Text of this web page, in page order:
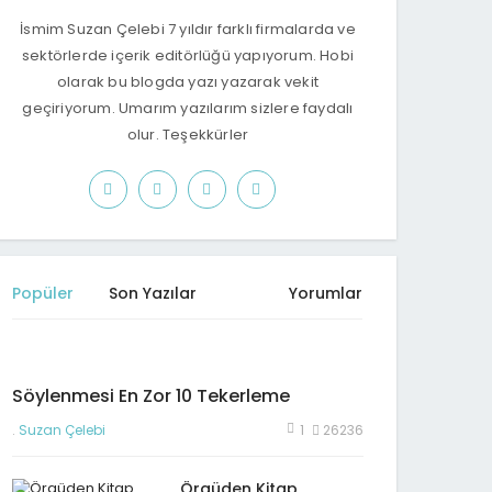
İsmim Suzan Çelebi 7 yıldır farklı firmalarda ve
sektörlerde içerik editörlüğü yapıyorum. Hobi
olarak bu blogda yazı yazarak vekit
geçiriyorum. Umarım yazılarım sizlere faydalı
olur. Teşekkürler
Popüler Son Yazılar Yorumlar
Söylenmesi En Zor 10 Tekerleme
. Suzan Çelebi 1 26236